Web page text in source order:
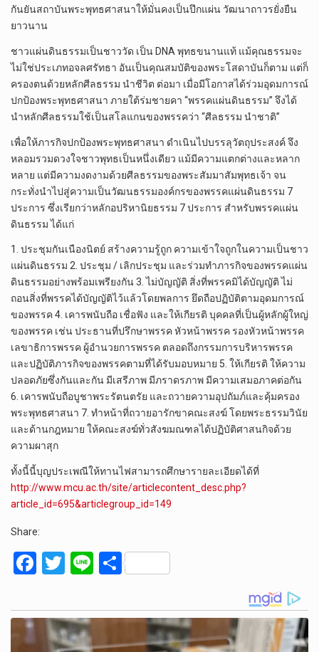
กันยันสถาบันพระพุทธศาสนาให้มั่นคงเป็นปึกแผ่น วัฒนาถาวรยั่งยืน
ยาวนาน
ชาวแผ่นดินธรรมเป็นชาววัด เป็น DNA พุทธขนานแท้ แม้คุณธรรมจะ
ไม่ใช่ประเภทอจลศรัทธา อันเป็นคุณสมบัติของพระโสดาบันก็ตาม แต่ก็
ครองตนด้วยหลักศีลธรรม นำชีวิต ต่อมา เมื่อมีโอกาสได้ร่วมอุดมการณ์
ปกป้องพระพุทธศาสนา ภายใต้ร่มชายคา “พรรคแผ่นดินธรรม” จึงได้
นำหลักศีลธรรมใช้เป็นสโลแกนของพรรคว่า “ศีลธรรม นำชาติ”
เพื่อให้ภารกิจปกป้องพระพุทธศาสนา ดำเนินไปบรรลุวัตถุประสงค์ จึง
หลอมรวมดวงใจชาวพุทธเป็นหนึ่งเดียว แม้มีความแตกต่างและหลาก
หลาย แต่มีความงดงามด้วยศีลธรรมของพระสัมมาสัมพุทธเจ้า จน
กระทั่งนำไปสู่ความเป็นวัฒนธรรมองค์กรของพรรคแผ่นดินธรรม 7
ประการ ซึ่งเรียกว่าหลักอปริหานิยธรรม 7 ประการ สำหรับพรรคแผ่น
ดินธรรม ได้แก่
1. ประชุมกันเนืองนิตย์ สร้างความรู้ถูก ความเข้าใจถูกในความเป็นชาว
แผ่นดินธรรม 2. ประชุม / เลิกประชุม และร่วมทำภารกิจของพรรคแผ่น
ดินธรรมอย่างพร้อมเพรียงกัน 3. ไม่บัญญัติ สิ่งที่พรรคมิได้บัญญัติ ไม่
ถอนสิ่งที่พรรคได้บัญญัติไว้แล้วโดยพลการ ยึดถือปฏิบัติตามอุดมการณ์
ของพรรค 4. เคารพนับถือ เชื่อฟัง และให้เกียรติ บุคคลที่เป็นผู้หลักผู้ใหญ่
ของพรรค เช่น ประธานที่ปรึกษาพรรค หัวหน้าพรรค รองหัวหน้าพรรค
เลขาธิการพรรค ผู้อำนวยการพรรค ตลอดถึงกรรมการบริหารพรรค
และปฏิบัติภารกิจของพรรคตามที่ได้รับมอบหมาย 5. ให้เกียรติ ให้ความ
ปลอดภัยซึ่งกันและกัน มีเสรีภาพ มีภราดรภาพ มีความเสมอภาคต่อกัน
6. เคารพนับถือบูชาพระรัตนตรัย และถวายความอุปถัมภ์และคุ้มครอง
พระพุทธศาสนา 7. ทำหน้าที่ถวายอารักขาคณะสงฆ์ โดยพระธรรมวินัย
และด้านกฎหมาย ให้คณะสงฆ์ทั่วสังฆมณฑลได้ปฏิบัติศาสนกิจด้วย
ความผาสุก
ทั้งนี้นี้บุญประเพณีให้ทานไฟสามารถศึกษารายละเอียดได้ที่
http://www.mcu.ac.th/site/articlecontent_desc.php?
article_id=695&articlegroup_id=149
Share:
F
ce
b
T
tt
er
Li
e
S
ar